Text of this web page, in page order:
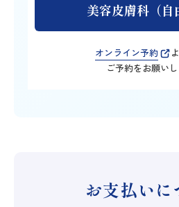
美容皮膚科（自
オンライン予約
ご予約をお願いし
お支払いに